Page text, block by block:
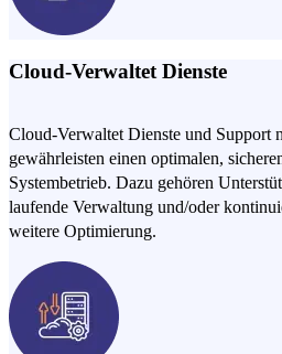
Cloud-Verwaltet Dienste
Cloud-Verwaltet Dienste und Support
gewährleisten einen optimalen,
Systembetrieb. Dazu gehören
laufende Verwaltung und/oder
weitere Optimierung.